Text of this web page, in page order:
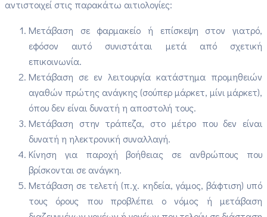
αντιστοιχεί στις παρακάτω αιτιολογίες:
Μετάβαση σε φαρμακείο ή επίσκεψη στον γιατρό,
εφόσον αυτό συνιστάται μετά από σχετική
επικοινωνία.
Μετάβαση σε εν λειτουργία κατάστημα προμηθειών
αγαθών πρώτης ανάγκης (σούπερ μάρκετ, μίνι μάρκετ),
όπου δεν είναι δυνατή η αποστολή τους.
Μετάβαση στην τράπεζα, στο μέτρο που δεν είναι
δυνατή η ηλεκτρονική συναλλαγή.
Κίνηση για παροχή βοήθειας σε ανθρώπους που
βρίσκονται σε ανάγκη.
Μετάβαση σε τελετή (π.χ. κηδεία, γάμος, βάφτιση) υπό
τους όρους που προβλέπει ο νόμος ή μετάβαση